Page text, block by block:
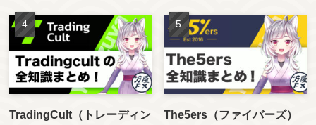
TradingCult（トレーディン
The5ers（ファイバーズ）